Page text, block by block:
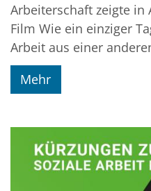
Arbeiterschaft zeigte in
Film Wie ein einziger
Arbeit aus einer
Mehr